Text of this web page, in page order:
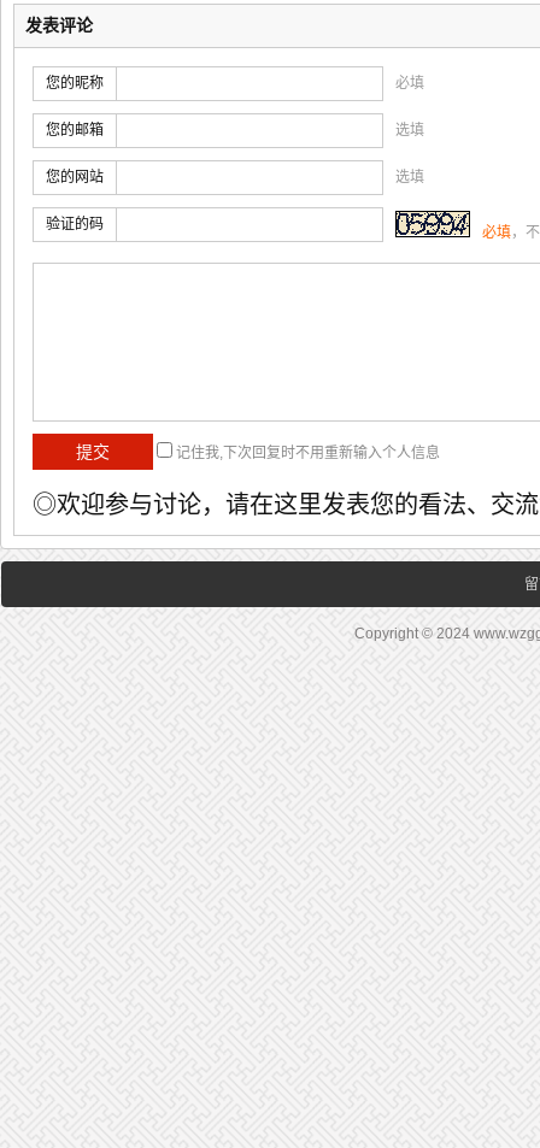
发表评论
您的昵称 必填
您的邮箱 选填
您的网站 选填
验证的码 必填，
记住我,下次回复时不用重新输入个人信息
◎欢迎参与讨论，请在这里发表您的看法、交
Copyright © 2024